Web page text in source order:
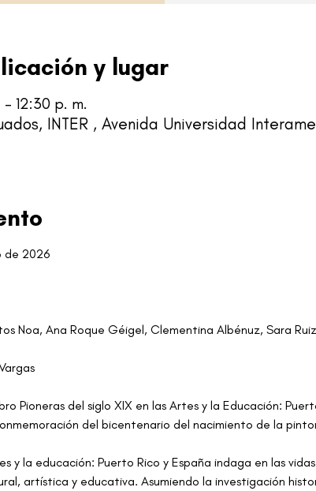
y lugar
12:30 p. m.
INTER , Avenida Universidad
de 2026
Noa, Ana Roque Géigel, Clementina Albénuz, Sara
Pioneras del siglo XIX en las Artes y la Educación:
del bicentenario del nacimiento de la
y la educación: Puerto Rico y España indaga en las
artística y educativa. Asumiendo la investigación